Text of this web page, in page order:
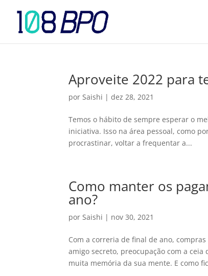
Aproveite 2022 para
porSaishi |dez 28, 2021
Temos o hábito de sempre esperar o
iniciativa. Isso na área pessoal, como
procrastinar, voltar a frequentar a...
Como manter os
ano?
porSaishi | nov 30, 2021
Com a correria de final de ano,
amigo secreto, preocupação com a
muita memória da sua mente. E como